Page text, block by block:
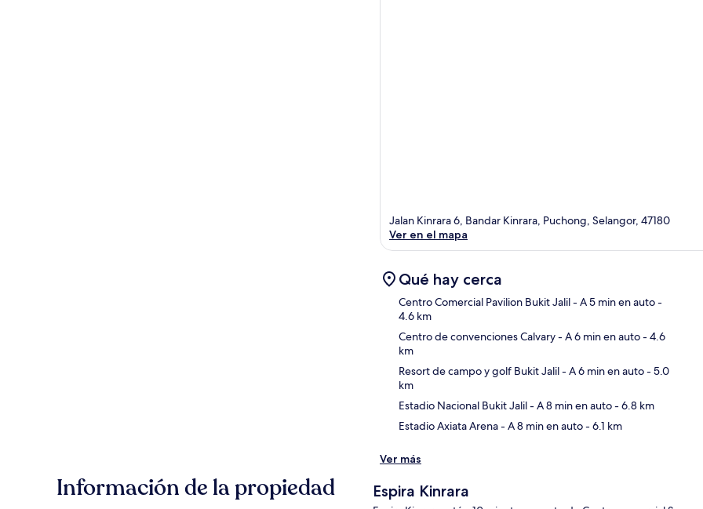
Jalan Kinrara 6, Bandar Kinrara, Puchong, Selangor, 47180
Ver en el mapa
Qué hay cerca
Centro Comercial Pavilion Bukit Jalil- A 5 min en auto-
4.6 km
Centro de convenciones Calvary- A 6 min en auto- 4.6
km
Resort de campo y golf Bukit Jalil- A 6 min en auto- 5.0
km
Estadio Nacional Bukit Jalil- A 8 min en auto- 6.8 km
Estadio Axiata Arena- A 8 min en auto- 6.1 km
Ver más
Información de la propiedad Espira Kinrara